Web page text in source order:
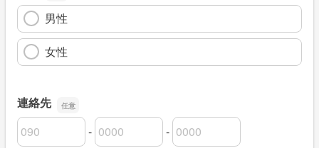
男性
女性
連絡先
連絡先の市外局番
-
連絡先の市内局番 -
連絡先の加入者番号